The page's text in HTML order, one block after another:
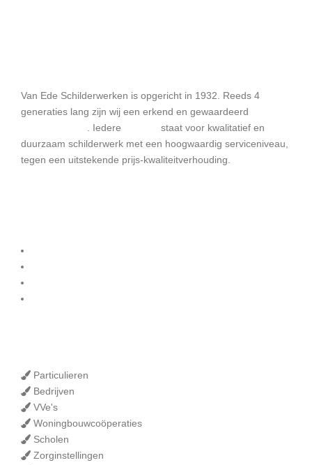
Van Ede Schilderwerken is opgericht in 1932. Reeds 4
generaties lang zijn wij een erkend en gewaardeerd
. Iedere
staat voor kwalitatief en
duurzaam schilderwerk met een hoogwaardig serviceniveau,
tegen een uitstekende prijs-kwaliteitverhouding.
Particulieren
Bedrijven
VVe's
Woningbouwcoöperaties
Scholen
Zorginstellingen